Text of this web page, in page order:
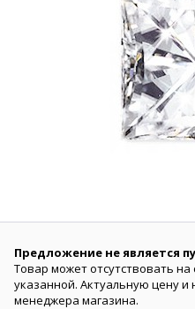
Предложение не является
Товар может отсутствовать на
указанной. Актуальную цену
менеджера магазина.